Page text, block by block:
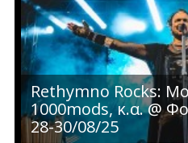
Rethymno Rocks:
1000mods, κ.α. @
28-30/08/25